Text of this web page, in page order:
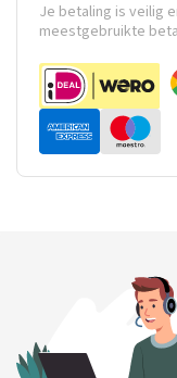
Je betaling is veilig
meestgebruikte